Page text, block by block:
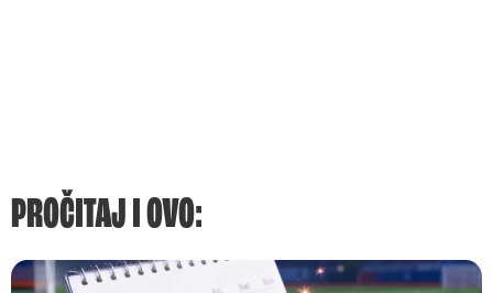
PROČITAJ I OVO: